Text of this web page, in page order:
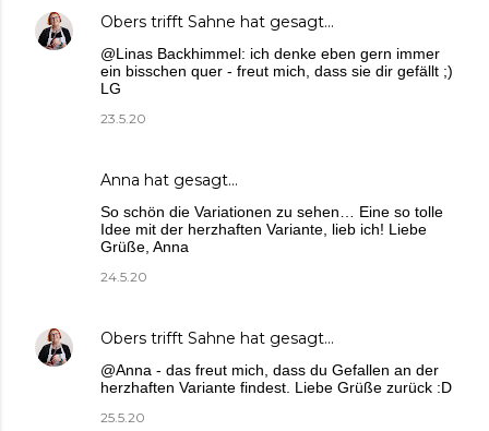
Obers trifft Sahne hat gesagt…
@Linas Backhimmel: ich denke eben gern immer
ein bisschen quer - freut mich, dass sie dir gefällt ;)
LG
23.5.20
Anna hat gesagt…
So schön die Variationen zu sehen… Eine so tolle
Idee mit der herzhaften Variante, lieb ich! Liebe
Grüße, Anna
24.5.20
Obers trifft Sahne hat gesagt…
@Anna - das freut mich, dass du Gefallen an der
herzhaften Variante findest. Liebe Grüße zurück :D
25.5.20